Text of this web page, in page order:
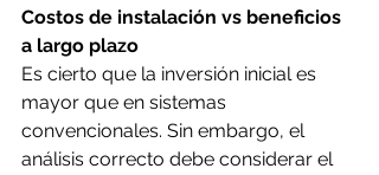
Costos de instalación vs beneficios
a largo plazo
Es cierto que la inversión inicial es
mayor que en sistemas
convencionales. Sin embargo, el
análisis correcto debe considerar el